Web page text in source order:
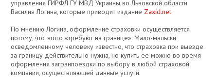
управления ГИРФЛ ГУ МВД Украины во Львовской области
Василия Логина, которые приводит издание Zaxid.net.
По мнению Логина, оформление страховки осуществляется
потому, что этого «требуют на границе». Мало-мальски
осведомленному человеку известно, что страховка при выезде
за границу действительно нужна, но купить ее можно во время
оформления загранпоездки по выбору в любой страховой
компании, осуществляющей данные услуги.